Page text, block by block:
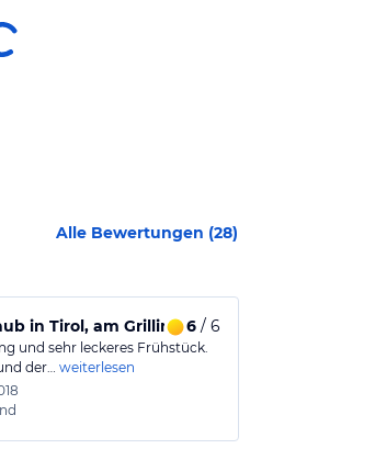
Alle Bewertungen (28)
in Tirol, am Grillinghof.
6/ 6
und sehr leckeres Frühstück.
der… weiterlesen